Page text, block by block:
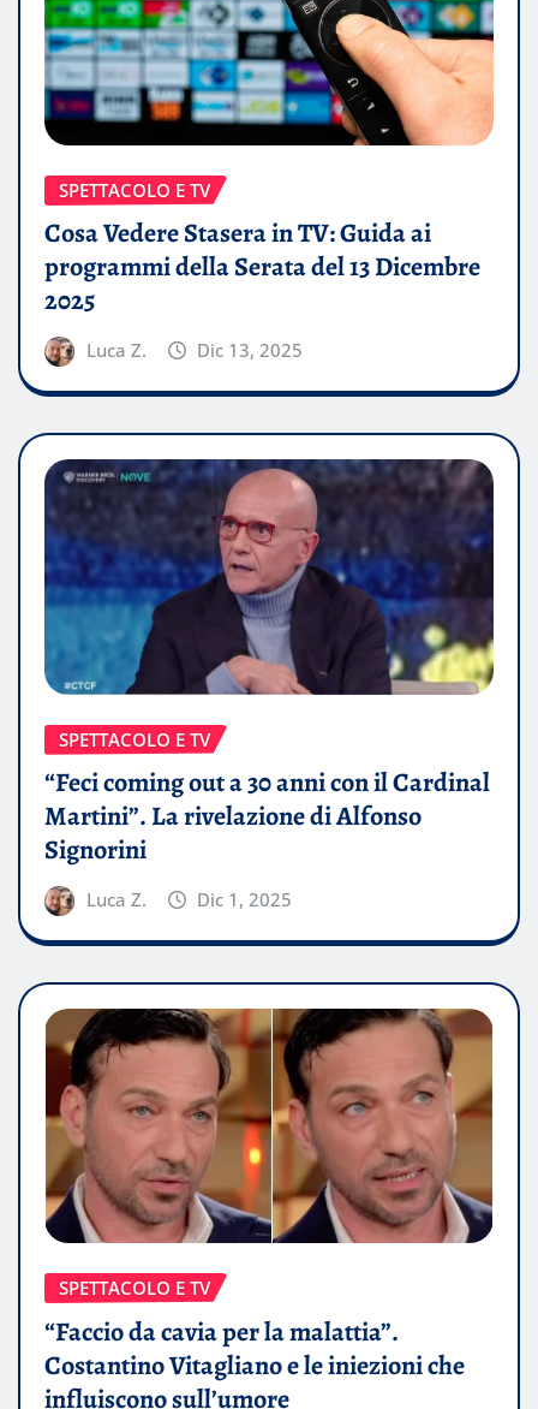
SPETTACOLO E TV
Cosa Vedere Stasera in TV: Guida ai
programmi della Serata del 13 Dicembre
2025
Luca Z. Dic 13, 2025
SPETTACOLO E TV
“Feci coming out a 30 anni con il Cardinal
Martini”. La rivelazione di Alfonso
Signorini
Luca Z. Dic 1, 2025
SPETTACOLO E TV
“Faccio da cavia per la malattia”.
Costantino Vitagliano e le iniezioni che
influiscono sull’umore